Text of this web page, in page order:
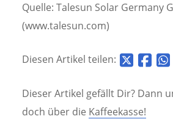
Quelle: Talesun Solar Germany
(www.talesun.com)
Diesen Artikel teilen:
Dieser Artikel gefällt Dir? Dann
doch über die Kaffeekasse!